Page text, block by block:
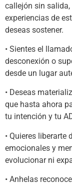
callejón sin
experiencias de
deseas sostener.
• Sientes el
desconexión o
desde un lugar
• Deseas
que hasta ahora
tu intención y tu
• Quieres liberarte
emocionales y
evolucionar ni
• Anhelas